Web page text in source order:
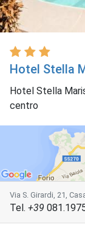
Hotel Stella
Hotel Stella
centro
Via S. Girardi, 21,
Tel. +39